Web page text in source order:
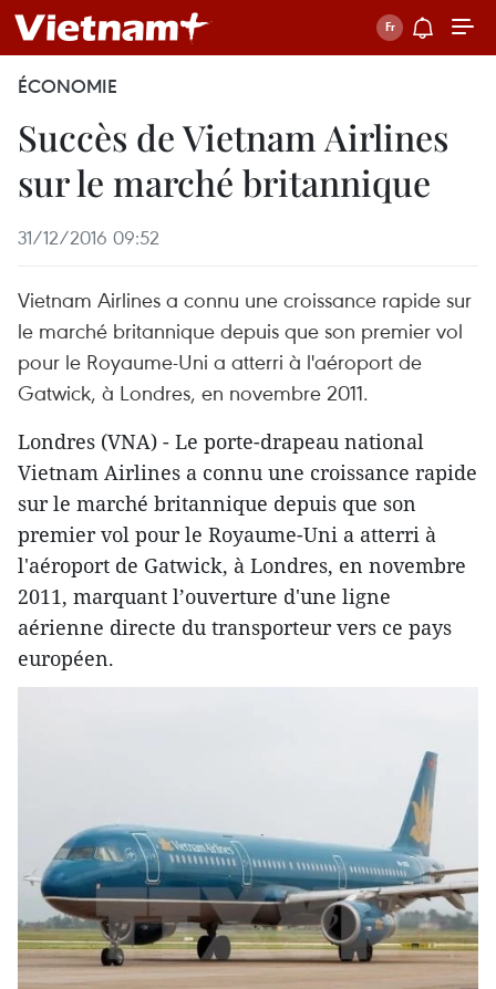
ÉCONOMIE
Succès de Vietnam Airlines
sur le marché britannique
31/12/2016 09:52
Vietnam Airlines a connu une croissance rapide sur
le marché britannique depuis que son premier vol
pour le Royaume-Uni a atterri à l'aéroport de
Gatwick, à Londres, en novembre 2011.
Londres (VNA) - Le porte-drapeau national
Vietnam Airlines a connu une croissance rapide
sur le marché britannique depuis que son
premier vol pour le Royaume-Uni a atterri à
l'aéroport de Gatwick, à Londres, en novembre
2011, marquant l’ouverture d​'une ligne
aérienne directe du transporteur vers ce pays
européen.